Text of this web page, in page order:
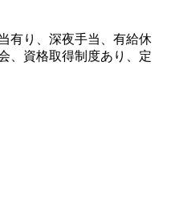
有り、深夜手当、有給休
、資格取得制度あり、定